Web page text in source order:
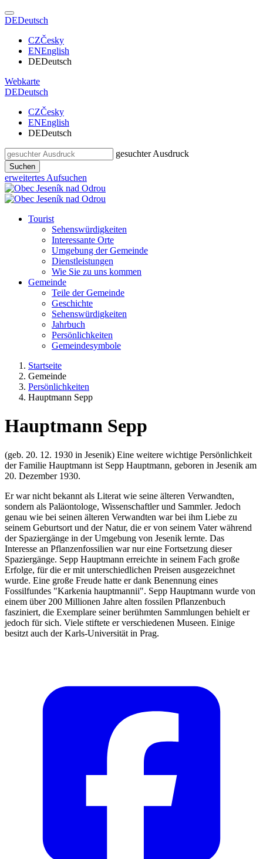
DEDeutsch
CZČesky
ENEnglish
DEDeutsch
Webkarte
DEDeutsch
CZČesky
ENEnglish
DEDeutsch
gesuchter Ausdruck
Suchen
erweitertes Aufsuchen
Tourist
Sehenswürdigkeiten
Interessante Orte
Umgebung der Gemeinde
Dienstleistungen
Wie Sie zu uns kommen
Gemeinde
Teile der Gemeinde
Geschichte
Sehenswürdigkeiten
Jahrbuch
Persönlichkeiten
Gemeindesymbole
Startseite
Gemeinde
Persönlichkeiten
Hauptmann Sepp
Hauptmann Sepp
(geb. 20. 12. 1930 in Jesenik) Eine weitere wichtige Persönlichkeit
der Familie Hauptmann ist Sepp Hauptmann, geboren in Jesenik am
20. Dezember 1930.
Er war nicht bekannt als Literat wie seine älteren Verwandten,
sondern als Paläontologe, Wissenschaftler und Sammler. Jedoch
genau wie bei seinen älteren Verwandten war bei ihm Liebe zu
seinem Geburtsort und der Natur, die er von seinem Vater während
der Spaziergänge in der Umgebung von Jesenik lernte. Das
Interesse an Pflanzenfossilien war nur eine Fortsetzung dieser
Spaziergänge. Sepp Hauptmann erreichte in seinem Fach große
Erfolge, für die er mit unterschiedlichen Preisen ausgezeichnet
wurde. Eine große Freude hatte er dank Benennung eines
Fossilfundes "Karkenia hauptmannii". Sepp Hauptmann wurde von
einem über 200 Millionen Jahre alten fossilen Pflanzenbuch
fasziniert, die Exemplare seiner berühmten Sammlungen behielt er
jedoch für sich. Viele stiftete er verschiedenen Museen. Einige
besitzt auch der Karls-Universität in Prag.